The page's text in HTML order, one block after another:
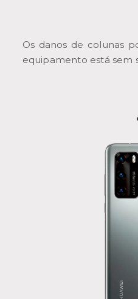
Os danos de colunas
equipamento está sem